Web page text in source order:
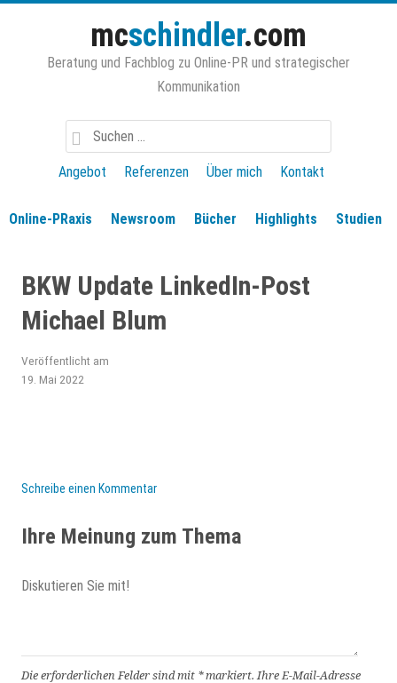
mcschindler.com
Beratung und Fachblog zu Online-PR und strategischer
Kommunikation
Suchen
nach:
Angebot
Referenzen Über mich Kontakt
Online-PRaxis Newsroom Bücher Highlights Studien
BKW Update LinkedIn-Post
Michael Blum
Veröffentlicht am
19. Mai 2022
Schreibe einen Kommentar
Ihre Meinung zum Thema
Die erforderlichen Felder sind mit *markiert.Ihre E-Mail-Adresse